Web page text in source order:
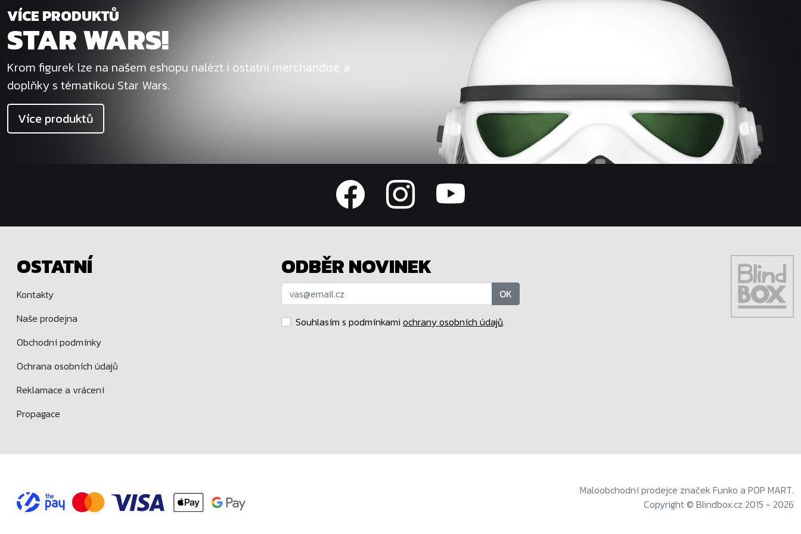
VÍCE PRODUKTŮ
STAR WARS!
Krom figurek lze na našem eshopu nalézt i ostatní merchandise a
doplňky s tématikou Star Wars.
Více produktů
OSTATNÍ
Kontakty
Naše prodejna
Obchodní podmínky
Ochrana osobních údajů
Reklamace a vrácení
Propagace
ODBĚR NOVINEK
OK
Souhlasím s podmínkami ochrany osobních údajů.
Maloobchodní prodejce značek Funko a POP MART.
Copyright © Blindbox.cz 2015 - 2026